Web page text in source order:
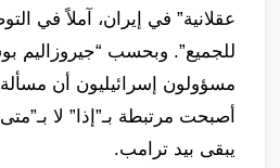
عقلانية” في إيران، آملاً في
للجميع”. وبحسب “جيروزاليم
مسؤولون إسرائيليون أن
أصبحت مرتبطة بـ”إذا” لا
يبقى بيد ترامب.